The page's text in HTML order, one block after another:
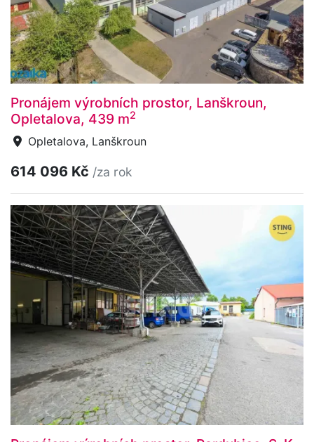
Pronájem výrobních prostor, Lanškroun,
Opletalova, 439 m2
Opletalova, Lanškroun
614 096 Kč /za rok